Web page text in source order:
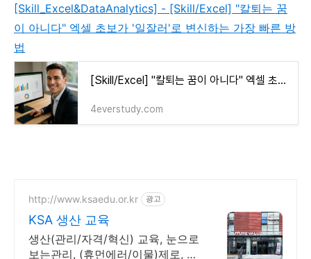
[Skill_Excel&DataAnalytics] - [Skill/Excel] "칼퇴는 꿈
이 아니다" 엑셀 초보가 '일잘러'로 변신하는 가장 빠른 방
법
[Skill/Excel] "칼퇴는 꿈이 아니다" 엑셀 초보가 '일잘러'로 변신하는 가장 빠른 방법
4everstudy.com
http://www.ksaedu.or.kr 광고
KSA 생산 교육
생산(관리/자격/혁신) 교육, 눈으로
보는관리, (휴먼에러/이물)제로, 표